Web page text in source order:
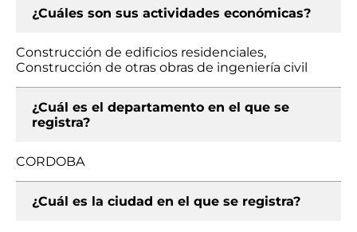
¿Cuáles son sus actividades económicas?
Construcción de edificios residenciales,
Construcción de otras obras de ingeniería civil
¿Cuál es el departamento en el que se
registra?
CORDOBA
¿Cuál es la ciudad en el que se registra?